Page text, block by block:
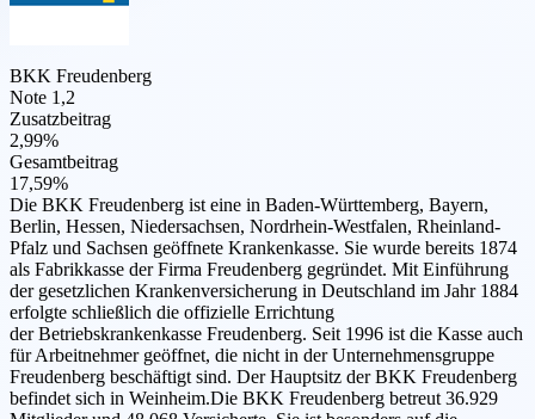
BKK Freudenberg
Note 1,2
Zusatzbeitrag
2,99%
Gesamtbeitrag
17,59%
Die BKK Freudenberg ist eine in Baden-Württemberg, Bayern,
Berlin, Hessen, Niedersachsen, Nordrhein-Westfalen, Rheinland-
Pfalz und Sachsen geöffnete Krankenkasse. Sie wurde bereits 1874
als Fabrikkasse der Firma Freudenberg gegründet. Mit Einführung
der gesetzlichen Krankenversicherung in Deutschland im Jahr 1884
erfolgte schließlich die offizielle Errichtung
der Betriebskrankenkasse Freudenberg. Seit 1996 ist die Kasse auch
für Arbeitnehmer geöffnet, die nicht in der Unternehmensgruppe
Freudenberg beschäftigt sind. Der Hauptsitz der BKK Freudenberg
befindet sich in Weinheim.Die BKK Freudenberg betreut 36.929